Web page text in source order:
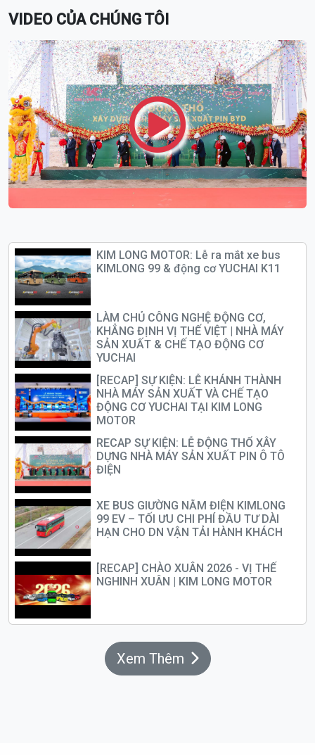
VIDEO CỦA CHÚNG TÔI
KIM LONG MOTOR: Lễ ra mắt xe bus
KIMLONG 99 & động cơ YUCHAI K11
LÀM CHỦ CÔNG NGHỆ ĐỘNG CƠ,
KHẲNG ĐỊNH VỊ THẾ VIỆT | NHÀ MÁY
SẢN XUẤT & CHẾ TẠO ĐỘNG CƠ
YUCHAI
[RECAP] SỰ KIỆN: LỄ KHÁNH THÀNH
NHÀ MÁY SẢN XUẤT VÀ CHẾ TẠO
ĐỘNG CƠ YUCHAI TẠI KIM LONG
MOTOR
RECAP SỰ KIỆN: LỄ ĐỘNG THỔ XÂY
DỰNG NHÀ MÁY SẢN XUẤT PIN Ô TÔ
ĐIỆN
XE BUS GIƯỜNG NẰM ĐIỆN KIMLONG
99 EV – TỐI ƯU CHI PHÍ ĐẦU TƯ DÀI
HẠN CHO DN VẬN TẢI HÀNH KHÁCH
[RECAP] CHÀO XUÂN 2026 - VỊ THẾ
NGHINH XUÂN | KIM LONG MOTOR
Xem Thêm